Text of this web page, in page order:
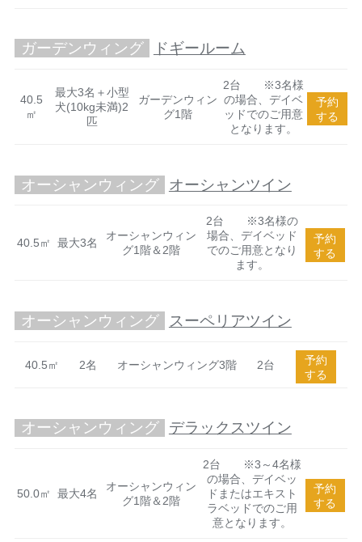
ガーデンウィング ドギールーム
40.5
㎡
最大3名＋小型
犬(10kg未満)2
匹
ガーデンウィン
グ1階
2台 ※3名様
の場合、デイベ
ッドでのご用意
となります。
予約
する
オーシャンウィング オーシャンツイン
40.5㎡ 最大3名
オーシャンウィン
グ1階＆2階
2台 ※3名様の
場合、デイベッド
でのご用意となり
ます。
予約
する
オーシャンウィング スーペリアツイン
40.5㎡ 2名 オーシャンウィング3階 2台
予約
する
オーシャンウィング デラックスツイン
50.0㎡ 最大4名
オーシャンウィン
グ1階＆2階
2台 ※3～4名様
の場合、デイベッ
ドまたはエキスト
ラベッドでのご用
意となります。
予約
する